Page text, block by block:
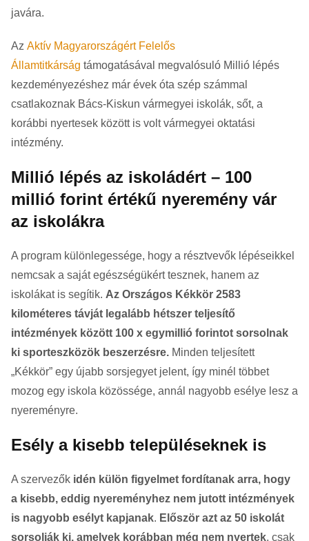
javára.
Az Aktív Magyarországért Felelős
Államtitkárság támogatásával megvalósuló Millió lépés
kezdeményezéshez már évek óta szép számmal
csatlakoznak Bács-Kiskun vármegyei iskolák, sőt, a
korábbi nyertesek között is volt vármegyei oktatási
intézmény.
Millió lépés az iskoládért – 100
millió forint értékű nyeremény vár
az iskolákra
A program különlegessége, hogy a résztvevők lépéseikkel
nemcsak a saját egészségükért tesznek, hanem az
iskolákat is segítik. Az Országos Kékkör 2583
kilométeres távját legalább hétszer teljesítő
intézmények között 100 x egymillió forintot sorsolnak
ki sporteszközök beszerzésre. Minden teljesített
„Kékkör” egy újabb sorsjegyet jelent, így minél többet
mozog egy iskola közössége, annál nagyobb esélye lesz a
nyereményre.
Esély a kisebb településeknek is
A szervezők idén külön figyelmet fordítanak arra, hogy
a kisebb, eddig nyereményhez nem jutott intézmények
is nagyobb esélyt kapjanak. Először azt az 50 iskolát
sorsolják ki, amelyek korábban még nem nyertek, csak